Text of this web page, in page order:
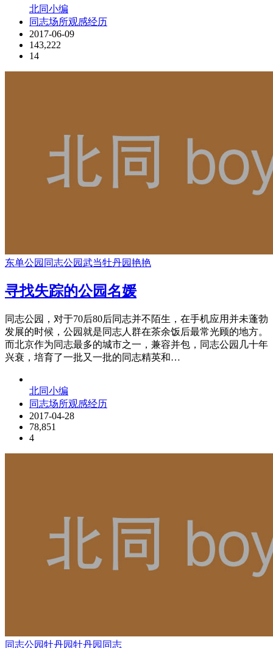
北同小编
同志场所观感经历
2017-06-09
143,222
14
东单公园 同志公园武当牡丹园艳艳
寻找失踪的公园名媛
同志公园，对于70后80后同志并不陌生，在手机应用并未蓬勃
发展的时候，公园就是同志人群在茶余饭后最常光顾的地方。
而北京作为同志最多的城市之一，兼容并包，同志公园几十年
兴衰，培育了一批又一批的同志精英和…
北同小编
同志场所观感经历
2017-04-28
78,851
4
同志公园牡丹园牡丹园同志